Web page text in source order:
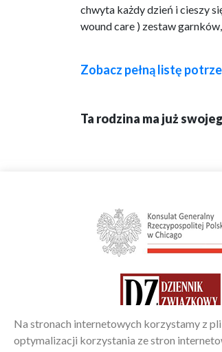
chwyta każdy dzień i cieszy
wound care ) zestaw
Zobacz pełną listę
Ta rodzina ma już
Na stronach internetowych korzystamy z
optymalizacji korzystania ze stron